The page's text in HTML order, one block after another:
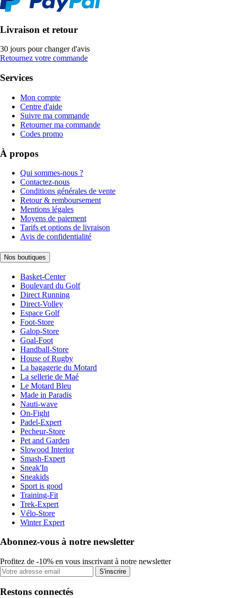
Livraison et retour
30 jours pour changer d'avis
Retournez votre commande
Services
Mon compte
Centre d'aide
Suivre ma commande
Retourner ma commande
Codes promo
À propos
Qui sommes-nous ?
Contactez-nous
Conditions générales de vente
Retour & remboursement
Mentions légales
Moyens de paiement
Tarifs et options de livraison
Avis de confidentialité
Nos boutiques
Basket-Center
Boulevard du Golf
Direct Running
Direct-Volley
Espace Golf
Foot-Store
Galop-Store
Goal-Foot
Handball-Store
House of Rugby
La bagagerie du Motard
La sellerie de Maé
Le Motard Bleu
Made in Paradis
Nauti-wave
On-Fight
Padel-Expert
Pecheur-Store
Pet and Garden
Slowood Interior
Smash-Expert
Sneak'In
Sneakids
Sport is good
Training-Fit
Trek-Expert
Vélo-Store
Winter Expert
Abonnez-vous à notre newsletter
Profitez de -10% en vous inscrivant à notre newsletter
S'inscrire
Restons connectés